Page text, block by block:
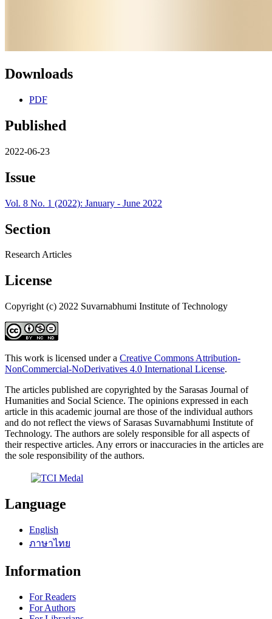
Downloads
PDF
Published
2022-06-23
Issue
Vol. 8 No. 1 (2022): January - June 2022
Section
Research Articles
License
Copyright (c) 2022 Suvarnabhumi Institute of Technology
This work is licensed under a Creative Commons Attribution-
NonCommercial-NoDerivatives 4.0 International License.
The articles published are copyrighted by the Sarasas Journal of
Humanities and Social Science. The opinions expressed in each
article in this academic journal are those of the individual authors
and do not reflect the views of Sarasas Suvarnabhumi Institute of
Technology. The authors are solely responsible for all aspects of
their respective articles. Any errors or inaccuracies in the articles are
the sole responsibility of the authors.
Language
English
ภาษาไทย
Information
For Readers
For Authors